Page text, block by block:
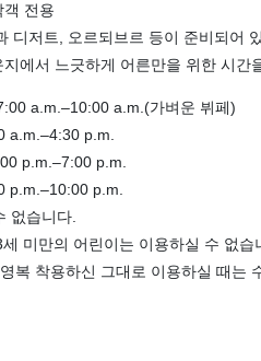
객 전용
디저트, 오르되브르 등이 준비되어
에서 느긋하게 어른만을 위한 시간
a.m.–10:00 a.m.(가벼운 뷔페)
a.m.–4:30 p.m.
p.m.–7:00 p.m.
p.m.–10:00 p.m.
없습니다.
미만의 어린이는 이용하실 수 없습
복 착용하신 그대로 이용하실 때는